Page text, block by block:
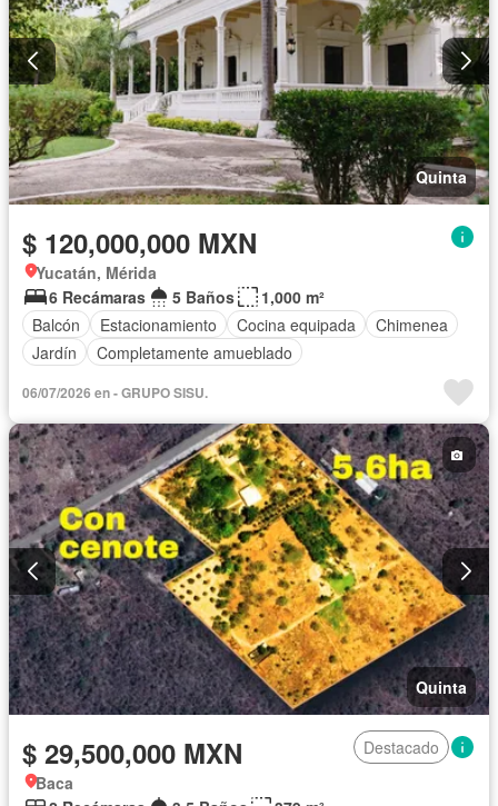
Quinta
$ 120,000,000 MXN
Yucatán, Mérida
6 Recámaras
5 Baños
1,000 m²
Balcón
Estacionamiento Cocina equipada
Chimenea
Jardín
Completamente amueblado
06/07/2026 en - GRUPO SISU.
Quinta
$ 29,500,000 MXN
Destacado
Baca